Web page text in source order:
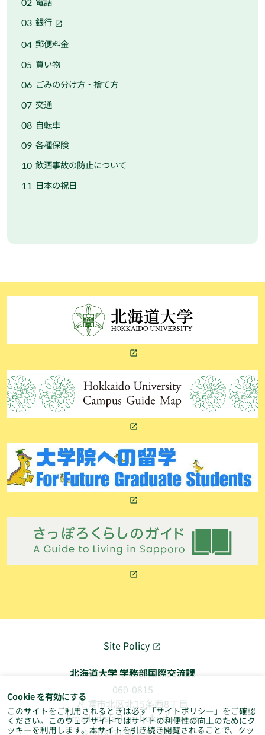
銀行
郵便料金
買い物
ごみの分け方・捨て方
交通
自転車
各種保険
飲酒事故の防止について
日本の祝日
Cookie を有効にする
このサイトをご利用されるときは必ず「サイトポリシー 」をご確認
ください。このウェブサイトではサイトの利便性の向上のためにク
ッキーを利用します。本サイトを引き続き閲覧されることで、クッ
Site Policy
北海道大学 学務部国際交流課
060-0815
札幌市北区北15条西8丁目
Email: dis(at)oia.hokudai.ac.jp